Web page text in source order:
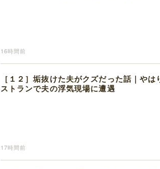
16時間前
［１２］垢抜けた夫がクズだった話｜や
ストランで夫の浮気現場に遭遇
17時間前